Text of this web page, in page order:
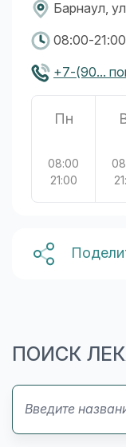
Барнаул,
08:00-
+7-(90...
Пн
08:00
21:00
ПОИСК